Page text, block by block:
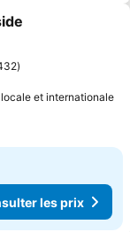
favoris
et internationale
les prix